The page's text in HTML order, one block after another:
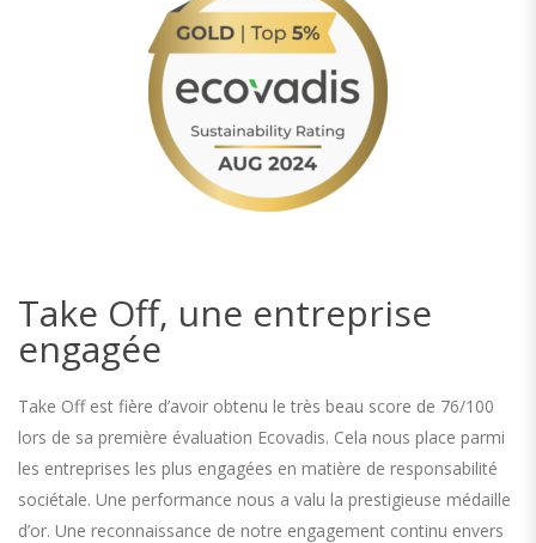
Take Off, une entreprise
engagée
Take Off est fière d’avoir obtenu le très beau score de 76/100
lors de sa première évaluation Ecovadis. Cela nous place parmi
les entreprises les plus engagées en matière de responsabilité
sociétale. Une performance nous a valu la prestigieuse médaille
d’or. Une reconnaissance de notre engagement continu envers